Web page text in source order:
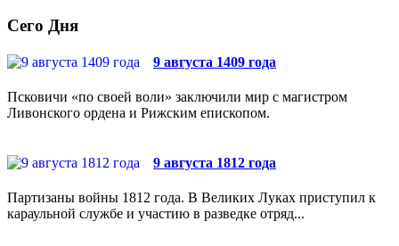
Сего Дня
9 августа 1409 года
Псковичи «по своей воли» заключили мир с магистром
Ливонского ордена и Рижским епископом.
9 августа 1812 года
Партизаны войны 1812 года. В Великих Луках приступил к
караульной службе и участию в разведке отряд...